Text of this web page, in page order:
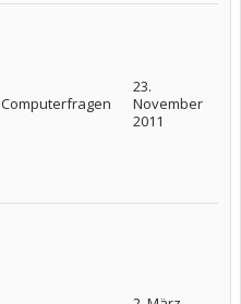
Computerfragen
23.
November
2011